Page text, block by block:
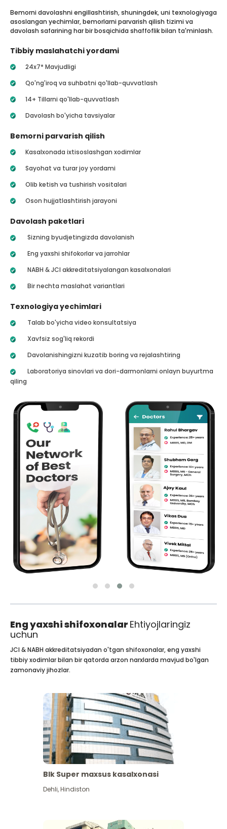
Bemorni davolashni engillashtirish, shuningdek, uni texnologiyaga
asoslangan yechimlar, bemorlarni parvarish qilish tizimi va
davolash safarining har bir bosqichida shaffoflik bilan ta'minlash.
Tibbiy maslahatchi yordami
24x7* Mavjudligi
Qo'ng'iroq va suhbatni qo'llab-quvvatlash
14+ Tillarni qo'llab-quvvatlash
Davolash bo'yicha tavsiyalar
Bemorni parvarish qilish
Kasalxonada ixtisoslashgan xodimlar
Sayohat va turar joy yordami
Olib ketish va tushirish vositalari
Oson hujjatlashtirish jarayoni
Davolash paketlari
Sizning byudjetingizda davolanish
Eng yaxshi shifokorlar va jarrohlar
NABH & JCI akkreditatsiyalangan kasalxonalari
Bir nechta maslahat variantlari
Texnologiya yechimlari
Talab bo'yicha video konsultatsiya
Xavfsiz sog'liq rekordi
Davolanishingizni kuzatib boring va rejalashtiring
Laboratoriya sinovlari va dori-darmonlarni onlayn buyurtma
qiling
Eng yaxshi shifoxonalar Ehtiyojlaringiz
uchun
JCI & NABH akkreditatsiyadan o'tgan shifoxonalar, eng yaxshi
tibbiy xodimlar bilan bir qatorda arzon narxlarda mavjud bo'lgan
zamonaviy jihozlar.
Blk Super maxsus kasalxonasi
Dehli,Hindiston